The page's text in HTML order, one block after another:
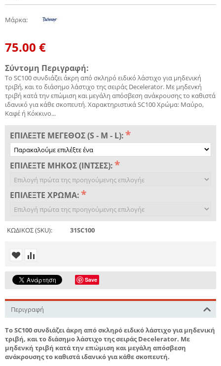
Μάρκα:
75.00 €
Σύντομη Περιγραφή:
Το SC100 συνδιάζει άκρη από σκληρό ειδικό λάστιχο για μηδενική
τριβή, και το διάσημο λάστιχο της σειράς Decelerator. Με μηδενκή
τριβή κατά την επώμιση και μεγάλη απόσβεση ανάκρουσης το καθιστά
ιδανικό για κάθε σκοπευτή. Χαρακτηριστικά SC100 Χρώμα: Μαύρο,
Καφέ ή Κόκκινο...
ΕΠΙΛΈΞΤΕ ΜΈΓΕΘΟΣ (S - M - L):
ΕΠΙΛΈΞΤΕ ΜΉΚΟΣ (ΊΝΤΣΕΣ):
ΕΠΙΛΈΞΤΕ ΧΡΏΜΑ:
ΚΩΔΙΚΟΣ (SKU): 31SC100
Save
Περιγραφή
Το SC100 συνδιάζει άκρη από σκληρό ειδικό λάστιχο για μηδενική
τριβή, και το διάσημο λάστιχο της σειράς Decelerator. Με
μηδενκή τριβή κατά την επώμιση και μεγάλη απόσβεση
ανάκρουσης το καθιστά ιδανικό για κάθε σκοπευτή.